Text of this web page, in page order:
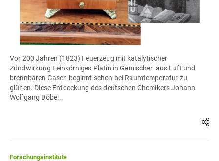
Vor 200 Jahren (1823) Feuerzeug mit katalytischer
Zündwirkung Feinkörniges Platin in Gemischen aus Luft und
brennbaren Gasen beginnt schon bei Raumtemperatur zu
glühen. Diese Entdeckung des deutschen Chemikers Johann
Wolfgang Döbe...
Forschungsinstitute